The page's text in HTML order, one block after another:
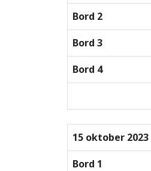
Bord 2
Bord 3
Bord 4
15 oktober 2023
Bord 1